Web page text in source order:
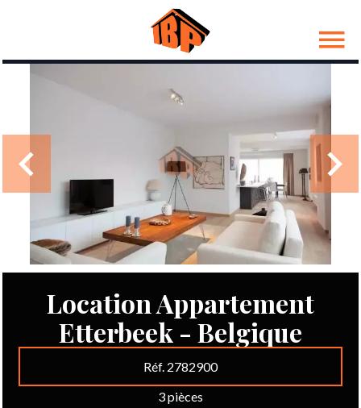
Location Appartement
Etterbeek - Belgique
Réf. 2782900
3 pièces